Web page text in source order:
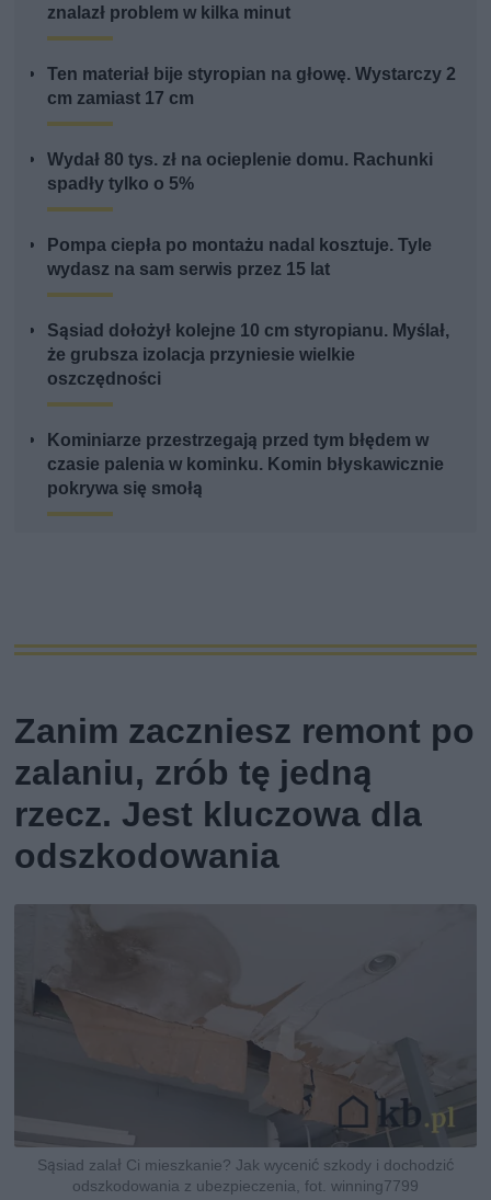
znalazł problem w kilka minut
Ten materiał bije styropian na głowę. Wystarczy 2
cm zamiast 17 cm
Wydał 80 tys. zł na ocieplenie domu. Rachunki
spadły tylko o 5%
Pompa ciepła po montażu nadal kosztuje. Tyle
wydasz na sam serwis przez 15 lat
Sąsiad dołożył kolejne 10 cm styropianu. Myślał,
że grubsza izolacja przyniesie wielkie
oszczędności
Kominiarze przestrzegają przed tym błędem w
czasie palenia w kominku. Komin błyskawicznie
pokrywa się smołą
Zanim zaczniesz remont po
zalaniu, zrób tę jedną
rzecz. Jest kluczowa dla
odszkodowania
Sąsiad zalał Ci mieszkanie? Jak wycenić szkody i dochodzić
odszkodowania z ubezpieczenia, fot. winning7799